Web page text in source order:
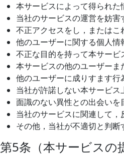
本サービスによって得られ
当社のサービスの運営を妨
不正アクセスをし，またはこ
他のユーザーに関する個人
不正な目的を持って本サービ
本サービスの他のユーザー
他のユーザーに成りすます行
当社が許諾しない本サービ
面識のない異性との出会いを
当社のサービスに関連して
その他，当社が不適切と判断
第5条（本サービスの